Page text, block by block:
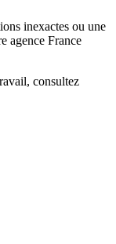
inexactes ou une
agence France
, consultez